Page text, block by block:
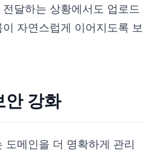
달하는 상황에서도 업로드
자연스럽게 이어지도록 보
안 강화
도메인을 더 명확하게 관리